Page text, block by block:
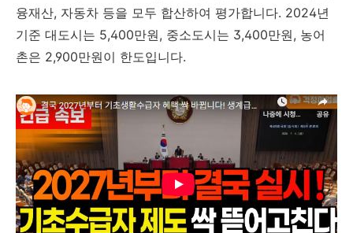
융재산, 자동차 등을 모두 합산하여 평가합니다. 2024년
기준 대도시는 5,400만원, 중소도시는 3,400만원, 농어
촌은 2,900만원이 한도입니다.